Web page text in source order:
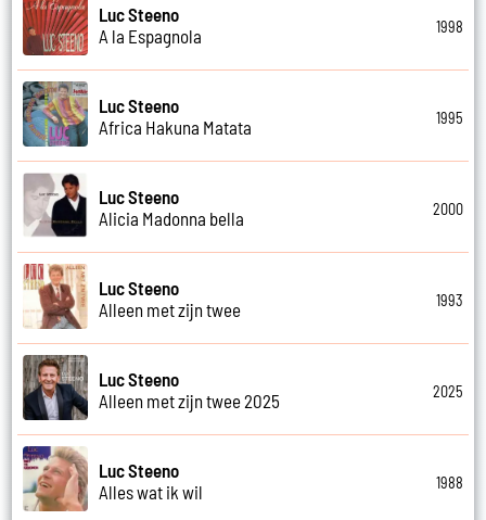
Luc Steeno
A la Espagnola
1998
Luc Steeno
Africa Hakuna Matata
1995
Luc Steeno
Alicia Madonna bella
2000
Luc Steeno
Alleen met zijn twee
1993
Luc Steeno
Alleen met zijn twee 2025
2025
Luc Steeno
Alles wat ik wil
1988